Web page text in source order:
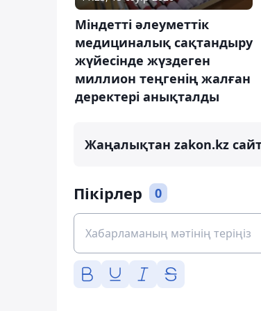
Міндетті әлеуметтік
медициналық сақтандыру
жүйесінде жүздеген
миллион теңгенің жалған
деректері анықталды
Жаңалықтан zakon.kz
Пікірлер 0